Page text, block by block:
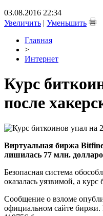
03.08.2016 22:34
Увеличить | Уменьшить
Главная
>
Интернет
Курс
после
Виртуальная биржа
лишилась 77 млн.
Безопасная система
оказалась уязвимой, а
Сообщение о взломе
официальном сайте биржи.